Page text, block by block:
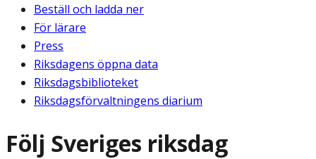
Beställ och ladda ner
För lärare
Press
Riksdagens öppna data
Riksdagsbiblioteket
Riksdagsförvaltningens diarium
Följ Sveriges riksdag